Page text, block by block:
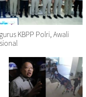
KBPP Polri, Awali